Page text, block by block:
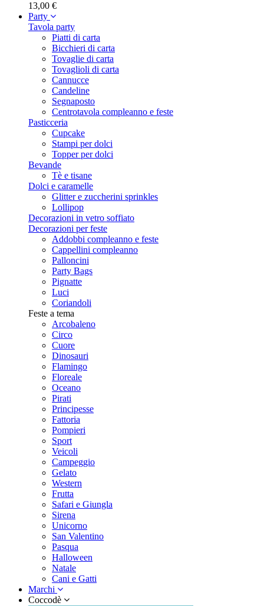
13,00 €
Party
Tavola party
Piatti di carta
Bicchieri di carta
Tovaglie di carta
Tovaglioli di carta
Cannucce
Candeline
Segnaposto
Centrotavola compleanno e feste
Pasticceria
Cupcake
Stampi per dolci
Topper per dolci
Bevande
Tè e tisane
Dolci e caramelle
Glitter e zuccherini sprinkles
Lollipop
Decorazioni in vetro soffiato
Decorazioni per feste
Addobbi compleanno e feste
Cappellini compleanno
Palloncini
Party Bags
Pignatte
Luci
Coriandoli
Feste a tema
Arcobaleno
Circo
Cuore
Dinosauri
Flamingo
Floreale
Oceano
Pirati
Principesse
Fattoria
Pompieri
Sport
Veicoli
Campeggio
Gelato
Western
Frutta
Safari e Giungla
Sirena
Unicorno
San Valentino
Pasqua
Halloween
Natale
Cani e Gatti
Marchi
Coccodè